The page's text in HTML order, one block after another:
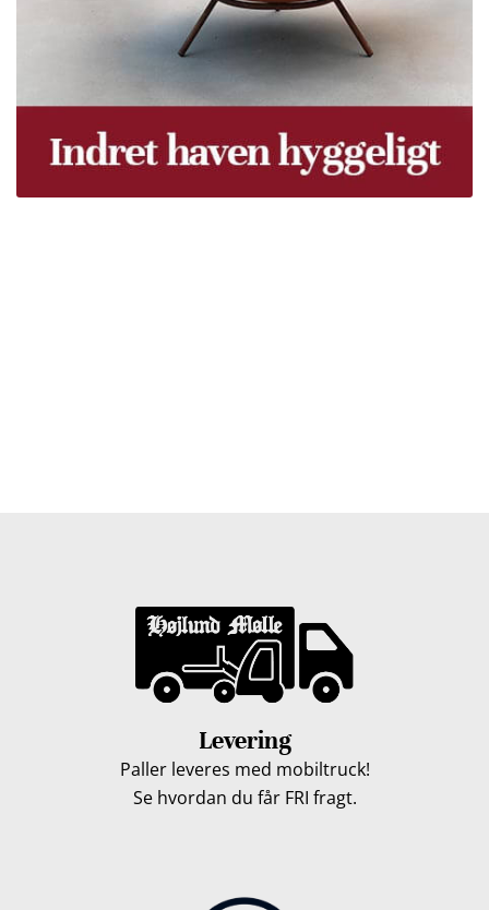
Levering
Paller leveres med mobiltruck!
Se hvordan du får FRI fragt.